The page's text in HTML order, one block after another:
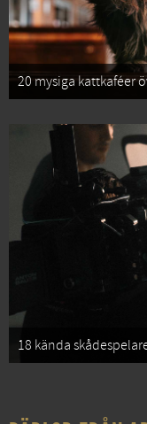
20 mysiga kattkaféer
18 kända